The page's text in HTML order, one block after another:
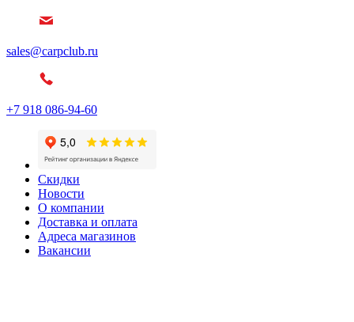
sales@carpclub.ru
+7 918 086-94-60
Скидки
Новости
О компании
Доставка и оплата
Адреса магазинов
Вакансии